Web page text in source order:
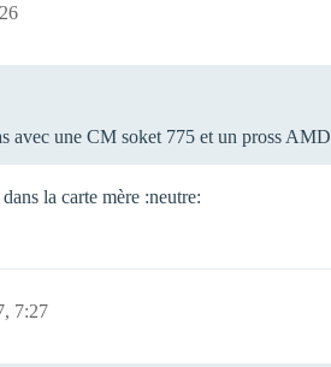
avec une CM soket 775 et un pross AMD
la carte mère :neutre:
7:27